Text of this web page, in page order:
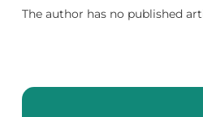
The author has no published